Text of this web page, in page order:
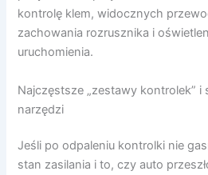
kontrolę klem, widocznych
zachowania rozrusznika i
uruchomienia.
Najczęstsze „zestawy kontrolek”
narzędzi
Jeśli po odpaleniu kontrolki nie
stan zasilania i to, czy auto